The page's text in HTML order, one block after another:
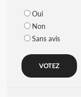
Oui
Non
Sans avis